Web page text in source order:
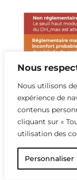
Nous
Nous utilisons
expérience de
contenus
cliquant sur «
utilisation des
Personnaliser
➔Pour cette
brasseurs
confort d’été,